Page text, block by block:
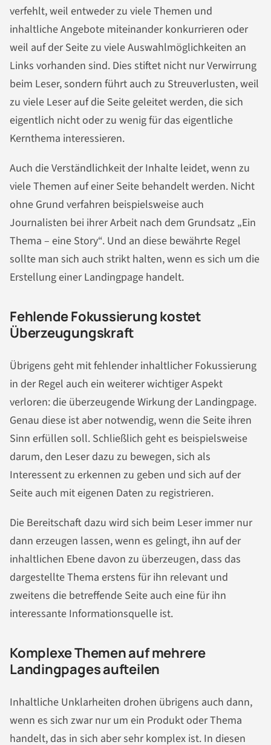
verfehlt, weil entweder zu viele Themen und
inhaltliche Angebote miteinander konkurrieren oder
weil auf der Seite zu viele Auswahlmöglichkeiten an
Links vorhanden sind. Dies stiftet nicht nur Verwirrung
beim Leser, sondern führt auch zu Streuverlusten, weil
zu viele Leser auf die Seite geleitet werden, die sich
eigentlich nicht oder zu wenig für das eigentliche
Kernthema interessieren.
Auch die Verständlichkeit der Inhalte leidet, wenn zu
viele Themen auf einer Seite behandelt werden. Nicht
ohne Grund verfahren beispielsweise auch
Journalisten bei ihrer Arbeit nach dem Grundsatz „Ein
Thema – eine Story“. Und an diese bewährte Regel
sollte man sich auch strikt halten, wenn es sich um die
Erstellung einer Landingpage handelt.
Fehlende Fokussierung kostet
Überzeugungskraft
Übrigens geht mit fehlender inhaltlicher Fokussierung
in der Regel auch ein weiterer wichtiger Aspekt
verloren: die überzeugende Wirkung der Landingpage.
Genau diese ist aber notwendig, wenn die Seite ihren
Sinn erfüllen soll. Schließlich geht es beispielsweise
darum, den Leser dazu zu bewegen, sich als
Interessent zu erkennen zu geben und sich auf der
Seite auch mit eigenen Daten zu registrieren.
Die Bereitschaft dazu wird sich beim Leser immer nur
dann erzeugen lassen, wenn es gelingt, ihn auf der
inhaltlichen Ebene davon zu überzeugen, dass das
dargestellte Thema erstens für ihn relevant und
zweitens die betreffende Seite auch eine für ihn
interessante Informationsquelle ist.
Komplexe Themen auf mehrere
Landingpages aufteilen
Inhaltliche Unklarheiten drohen übrigens auch dann,
wenn es sich zwar nur um ein Produkt oder Thema
handelt, das in sich aber sehr komplex ist. In diesen